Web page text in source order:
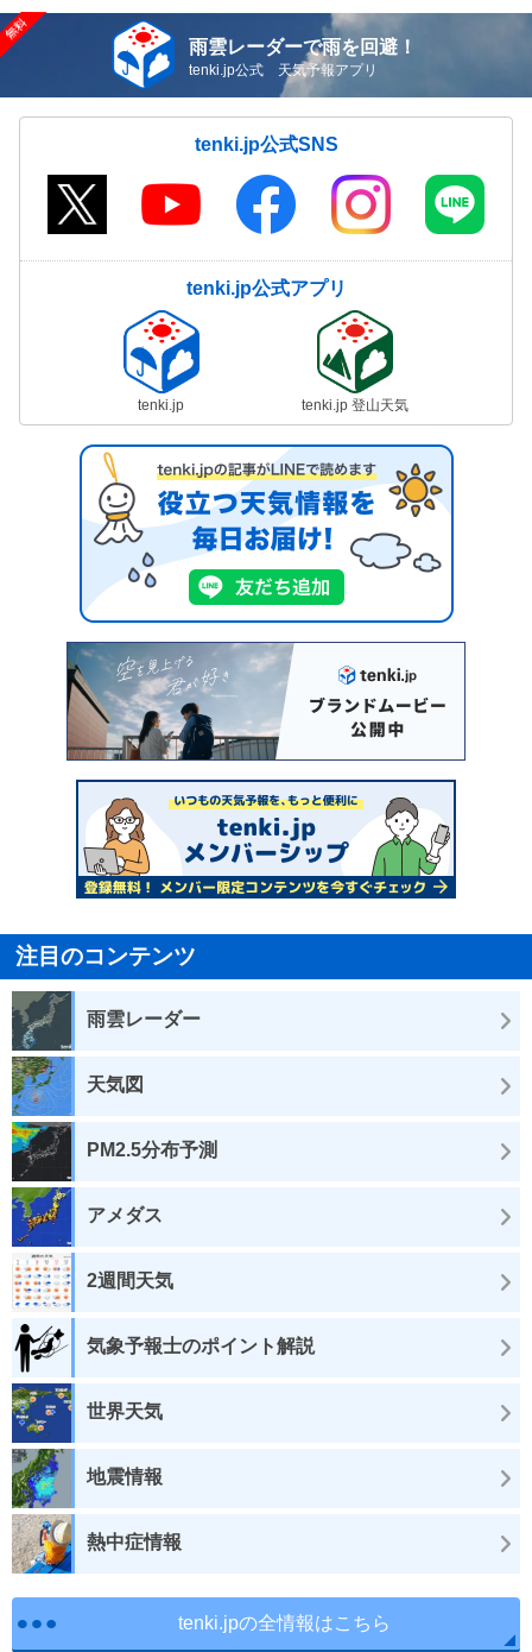
雨雲レーダーで雨を回避！
tenki.jp公式 天気予報アプリ
tenki.jp公式SNS
tenki.jp公式アプリ
tenki.jp tenki.jp 登山天気
注目のコンテンツ
雨雲レーダー
天気図
PM2.5分布予測
アメダス
2週間天気
気象予報士のポイント解説
世界天気
地震情報
熱中症情報
tenki.jpの全情報はこちら